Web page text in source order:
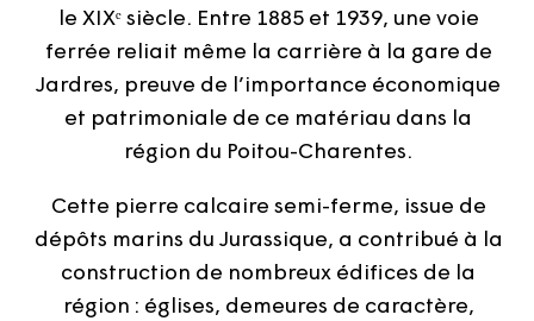
le XIXᵉ siècle. Entre 1885 et 1939, une voie
ferrée reliait même la carrière à la gare de
Jardres, preuve de l’importance économique
et patrimoniale de ce matériau dans la
région du Poitou-Charentes.
Cette pierre calcaire semi-ferme, issue de
dépôts marins du Jurassique, a contribué à la
construction de nombreux édifices de la
région : églises, demeures de caractère,